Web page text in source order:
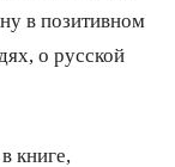
в позитивном
о русской
книге,